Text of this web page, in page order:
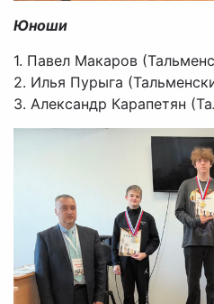
Юноши
1. Павел Макаров
2. Илья Пурыга
3. Александр Карапетян